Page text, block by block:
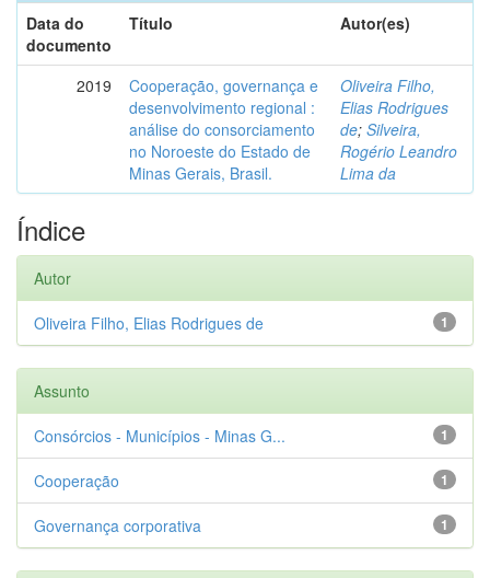
Data do
documento
Título Autor(es)
2019
Cooperação, governança e
desenvolvimento regional :
análise do consorciamento
no Noroeste do Estado de
Minas Gerais, Brasil.
Oliveira Filho,
Elias Rodrigues
de; Silveira,
Rogério Leandro
Lima da
Índice
Autor
1
Oliveira Filho, Elias Rodrigues de
Assunto
1
Consórcios - Municípios - Minas G...
1
Cooperação
1
Governança corporativa